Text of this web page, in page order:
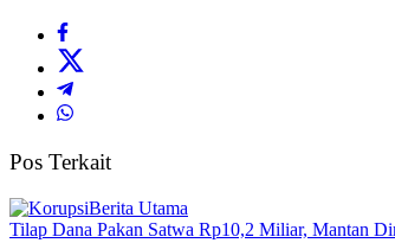
Pos Terkait
Berita Utama
Tilap Dana Pakan Satwa Rp10,2 Miliar, Mantan